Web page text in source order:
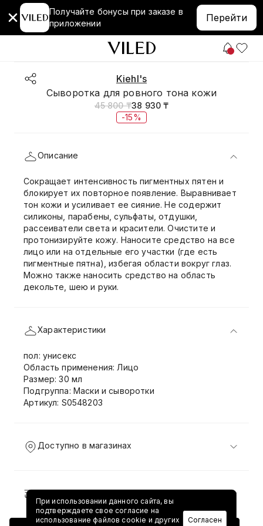
Получайте бонусы при заказе в
приложении
Перейти
Kiehl's
Сыворотка для ровного тона кожи
45 800 ₸38 930 ₸
-15%
Описание
Сокращает интенсивность пигментных пятен и
блокирует их повторное появление. Выравнивает
тон кожи и усиливает ее сияние. Не содержит
силиконы, парабены, сульфаты, отдушки,
рассеиватели света и красители. Очистите и
протонизируйте кожу. Наносите средство на все
лицо или на отдельные его участки (где есть
пигментные пятна), избегая области вокруг глаз.
Можно также наносить средство на область
декольте, шею и руки.
Характеристики
пол: унисекс
Область применения: Лицо
Размер: 30 мл
Подгруппа: Маски и сыворотки
Артикул: S0548203
Доступно в магазинах
Доставка и возврат
При использовании данного сайта, вы
подтверждаете свое согласие на
использование файлов cookie и других
Согласен